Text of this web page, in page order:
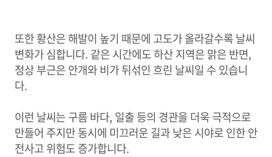
또한 황산은 해발이 높기 때문에 고도가 올라갈수록 날씨
변화가 심합니다. 같은 시간에도 하산 지역은 맑은 반면,
정상 부근은 안개와 비가 뒤섞인 흐린 날씨일 수 있습니
다.
이런 날씨는 구름 바다, 일출 등의 경관을 더욱 극적으로
만들어 주지만 동시에 미끄러운 길과 낮은 시야로 인한 안
전사고 위험도 증가합니다.